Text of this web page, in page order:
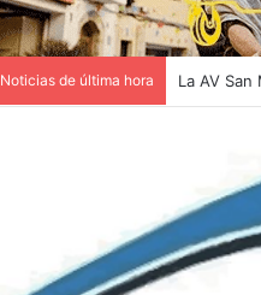
Noticias de última hora El pollaque